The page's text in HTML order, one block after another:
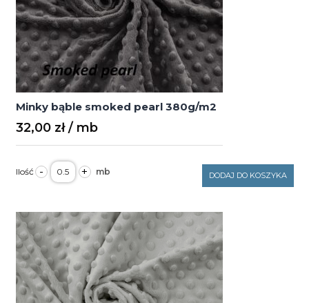
Minky bąble smoked pearl 380g/m2
32,00 zł
- ilość
Minky
bąble
380g/m2
+ DODAJ DO KOSZYKA